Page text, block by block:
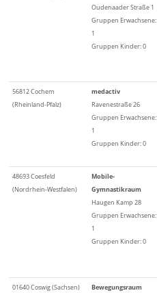
Oudenaader Straße 1
Gruppen Erwachsene:
1
Gruppen Kinder: 0
56812 Cochem
(Rheinland-Pfalz)
medactiv
Ravenestraße 26
Gruppen Erwachsene:
1
Gruppen Kinder: 0
48693 Coesfeld
(Nordrhein-Westfalen)
Mobile-
Gymnastikraum
Haugen Kamp 28
Gruppen Erwachsene:
1
Gruppen Kinder: 0
01640 Coswig (Sachsen)
Bewegungsraum